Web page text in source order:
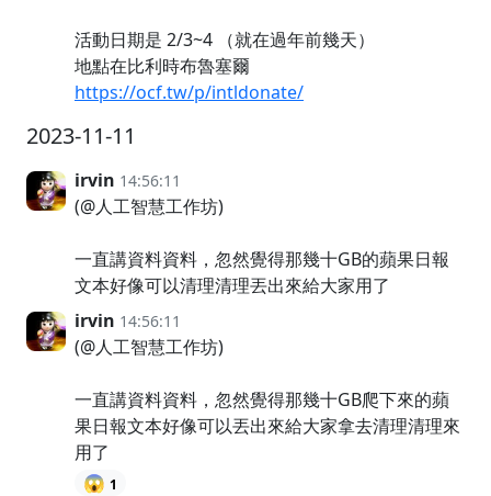
活動日期是 2/3~4 （就在過年前幾天）
地點在比利時布魯塞爾
https://ocf.tw/p/intldonate/
2023-11-11
irvin 14:56:11
(@人工智慧工作坊)
一直講資料資料，忽然覺得那幾十GB的蘋果日報
文本好像可以清理清理丟出來給大家用了
irvin 14:56:11
(@人工智慧工作坊)
一直講資料資料，忽然覺得那幾十GB爬下來的蘋
果日報文本好像可以丟出來給大家拿去清理清理來
用了
😱 1